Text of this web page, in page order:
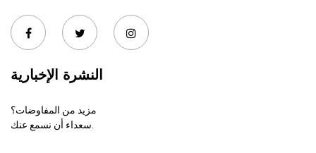
النشرة الإخبارية
مزيد من المفاوضات؟